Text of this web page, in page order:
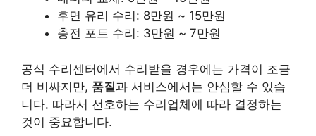
후면 유리 수리: 8만원 ~ 15만원
충전 포트 수리: 3만원 ~ 7만원
공식 수리센터에서 수리받을 경우에는 가격이 조금
더 비싸지만, 품질과 서비스에서는 안심할 수 있습
니다. 따라서 선호하는 수리업체에 따라 결정하는
것이 중요합니다.